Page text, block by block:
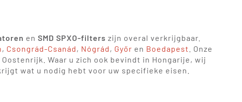
en SMD SPXO-filters zijn overal verkrijgbaar.
, Csongrád-Csanád, Nógrád, Győr en Boedapest . Onze
Waar u zich ook bevindt in Hongarije, wij
wat u nodig hebt voor uw specifieke eisen.